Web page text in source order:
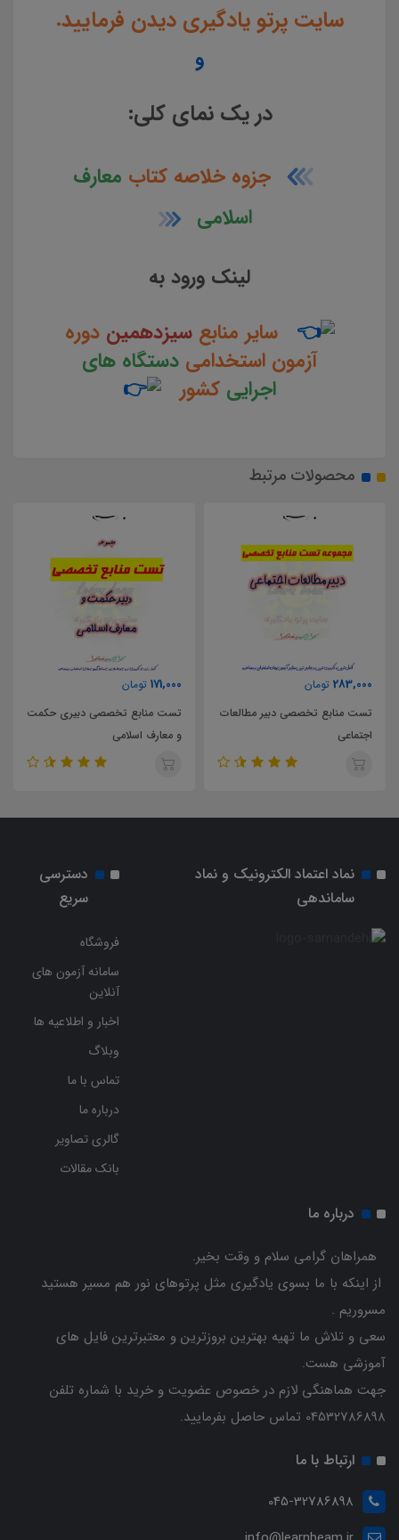
سایت پرتو یادگیری دیدن فرمایید.
و
در یک نمای کلی:
جزوه خلاصه کتاب معارف
اسلامی
لینک ورود به
سایر منابعسیزدهمیندوره
آزمون استخدامی دستگاه های
اجرایی کشور
محصولات مرتبط
دبیر مطالعات
تست منابع تخصصی دبیری حکمت
نماد اعتماد الکترونیک و نماد
ساماندهی
دسترسی
سریع
فروشگاه
سامانه آزمون های
آنلاین
اخبار و اطلاعیه ها
وبلاگ
تماس با ما
درباره ما
گالری تصاویر
بانک مقالات
درباره ما
همراهان گرامی سلام و وقت بخیر.
از اینکه با ما بسوی یادگیری مثل پرتوهای نور هم مسیر هستید
مسروریم .
سعی و تلاش ما تهیه بهترین بروزترین و معتبرترین فایل های
آموزشی هست.
جهت هماهنگی لازم در خصوص عضویت و خرید با شماره تلفن
04532786898 تماس حاصل بفرمایید.
ارتباط با ما
045-32786898